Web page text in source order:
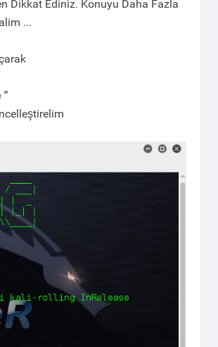
Dikkat Ediniz. Konuyu Daha Fazla
...
"